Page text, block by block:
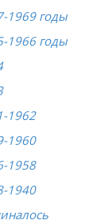
1969 годы
1966 годы
1962
1960
1958
1940